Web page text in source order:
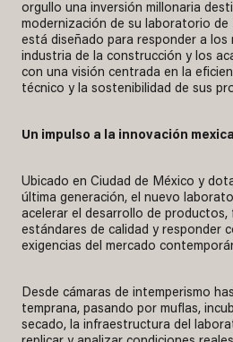
orgullo una inversión millonaria
modernización de su laboratorio
está diseñado para responder a
industria de la construcción y los
con una visión centrada en la
técnico y la sostenibilidad de sus
Un impulso a la innovación
Ubicado en Ciudad de México y
última generación, el nuevo
acelerar el desarrollo de productos,
estándares de calidad y responder
exigencias del mercado
Desde cámaras de intemperismo
temprana, pasando por muflas,
secado, la infraestructura del